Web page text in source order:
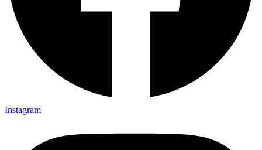
Instagram